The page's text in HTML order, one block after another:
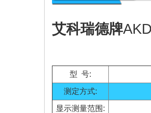
艾科瑞德牌
型 号:
测定方式:
显示测量范围: